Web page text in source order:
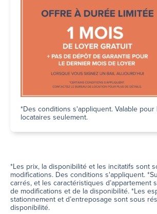
*Des conditions s'appliquent. Valable
locataires seulement.
*Les prix, la disponibilité et les incitatifs sont
modifications. Des conditions s'appliquent.
carrés, et les caractéristiques d’appartement
de modifications et de la disponibilité. *Les
stationnement et d’entreposage sont sous
disponibilité.